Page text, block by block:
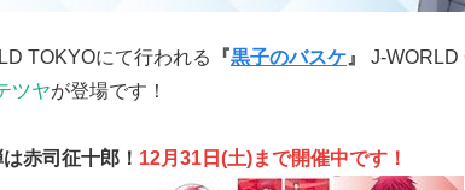
TOKYOにて行われる 『黒子のバスケ 』
J-WORLD
ツヤが登場です！
赤司征十郎！ 12月31日(土)まで開催中です！